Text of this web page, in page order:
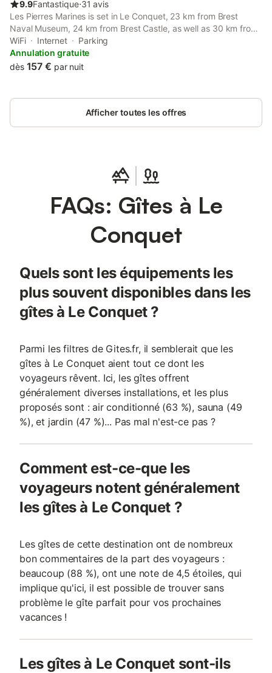
9.9Fantastique⋅31 avis
Les Pierres Marines is set in Le Conquet, 23 km from Brest
Naval Museum, 24 km from Brest Castle, as well as 30 km from
National Botanical Conservatory of Brest. This beachfront
property offers access to a balcony, free private parking and
free WiFi.
WiFi Internet
Parking
Annulation gratuite
dès 157 € par nuit
Afficher toutes les offres
FAQs: Gîtes à Le
Conquet
Quels sont les équipements les
plus souvent disponibles dans les
gîtes à Le Conquet ?
Parmi les filtres de Gites.fr, il semblerait que les
gîtes à Le Conquet aient tout ce dont les
voyageurs rêvent. Ici, les gîtes offrent
généralement diverses installations, et les plus
proposés sont : air conditionné (63 %), sauna (49
%), et jardin (47 %)... Pas mal n'est-ce pas ?
Comment est-ce-que les
voyageurs notent généralement
les gîtes à Le Conquet ?
Les gîtes de cette destination ont de nombreux
bon commentaires de la part des voyageurs :
beaucoup (88 %), ont une note de 4,5 étoiles, qui
implique qu'ici, il est possible de trouver sans
problème le gîte parfait pour vos prochaines
vacances !
Les gîtes à Le Conquet sont-ils